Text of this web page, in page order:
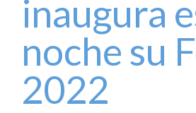
CORPORACIÓN MUNICIPAL
VOCALÍAS / DELEGACIONES
PLENOS DE LA JUNTA
inaugura
noche su
2022